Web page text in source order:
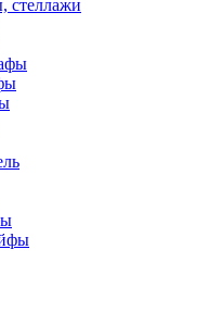
стеллажи